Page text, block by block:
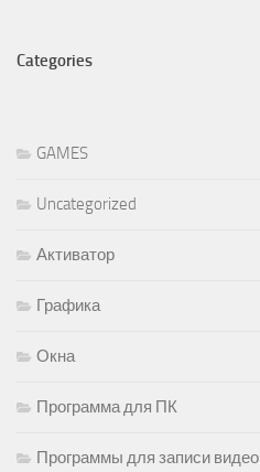
Categories
GAMES
Uncategorized
Активатор
Графика
Окна
Программа для ПК
Программы для записи видео